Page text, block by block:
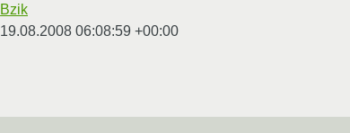
Bzik
19.08.2008 06:08:59 +00:00